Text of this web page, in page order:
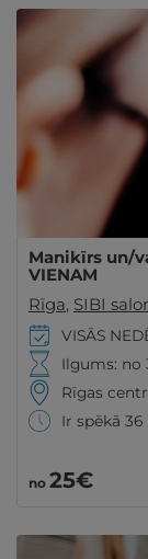
Manikīrs un/
VIENAM
Rīga, SIBI
VISĀS
Ilgums: no
Rīgas
Ir spēkā
no 25€